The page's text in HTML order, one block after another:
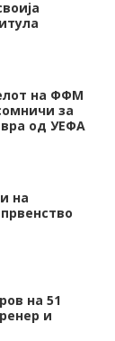
на ФФМ
за
од УЕФА
на
на 51
и